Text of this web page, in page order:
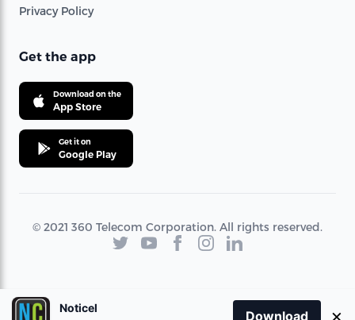
Privacy Policy
Get the app
Download on the
App Store
Get it on
Google Play
© 2021 360 Telecom Corporation. All rights reserved.
Noticel
Download